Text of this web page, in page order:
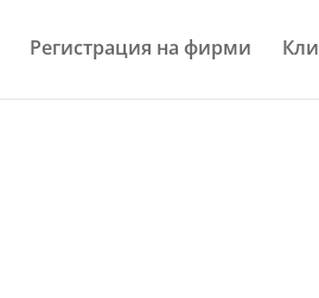
Регистрация на фирми